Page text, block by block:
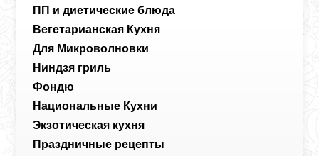
ПП и диетические блюда
Вегетарианская Кухня
Для Микроволновки
Ниндзя гриль
Фондю
Национальные Кухни
Экзотическая кухня
Праздничные рецепты